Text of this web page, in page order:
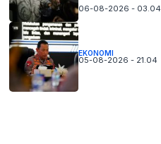
06-08-2026 - 03.04
EKONOMI
05-08-2026 - 21.04